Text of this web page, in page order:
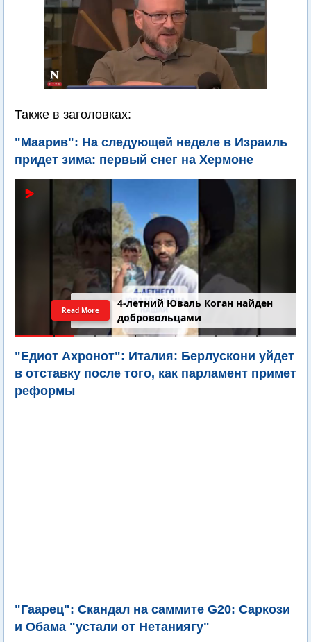
Также в заголовках:
"Маарив": На следующей неделе в Израиль
придет зима: первый снег на Хермоне
4-летний Юваль Коган найден
добровольцами
Read More
"Едиот Ахронот": Италия: Берлускони уйдет
в отставку после того, как парламент примет
реформы
"Гаарец": Скандал на саммите G20: Саркози
и Обама "устали от Нетаниягу"